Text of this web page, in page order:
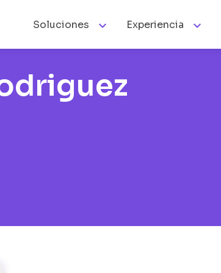
Soluciones  Experiencia 